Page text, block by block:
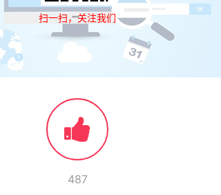
扫一扫，关注我们
487